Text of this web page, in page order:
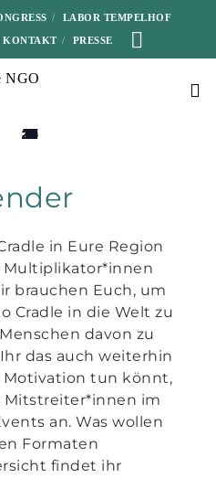
LABOR TEMPELHOF
KONTAKT PRESSE
in Eure Region
brauchen Euch, um
Cradle in die Welt zu
davon zu
das auch weiterhin
Motivation tun könnt,
im
an. Was wollen
Formaten
findet ihr
0
28
0
29
0
30
0
31
0
1
0
2
0
3
0
4
0
5
0
6
0
7
0
8
0
9
0
10
0
11
0
12
0
13
0
14
0
15
0
16
0
17
0
18
0
19
0
20
0
21
0
22
0
23
0
24
0
25
0
26
0
27
0
28
0
29
0
30
0
1